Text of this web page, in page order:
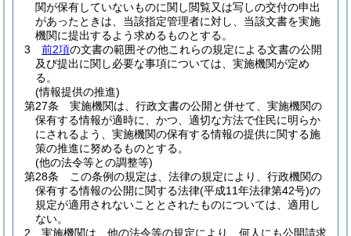
関が保有していないものに関し閲覧又は写しの交付の申出
があったときは、当該指定管理者に対し、当該文書を実施
機関に提出するよう求めるものとする。
3
前2項の文書の範囲その他これらの規定による文書の公開
及び提出に関し必要な事項については、実施機関が定め
る。
(情報提供の推進)
第27条
実施機関は、行政文書の公開と併せて、実施機関の
保有する情報が適時に、かつ、適切な方法で住民に明らか
にされるよう、実施機関の保有する情報の提供に関する施
策の推進に努めるものとする。
(他の法令等との調整等)
第28条
この条例の規定は、法律の規定により、行政機関の
保有する情報の公開に関する法律(平成11年法律第42号)の
規定が適用されないこととされたものについては、適用し
ない。
2
実施機関は、他の法令等の規定により、何人にも公開請求